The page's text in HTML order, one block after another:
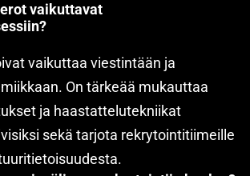
vaikuttavat
vaikuttaa viestintään ja
On tärkeää mukauttaa
ja haastattelutekniikat
sekä tarjota rekrytointitiimeille